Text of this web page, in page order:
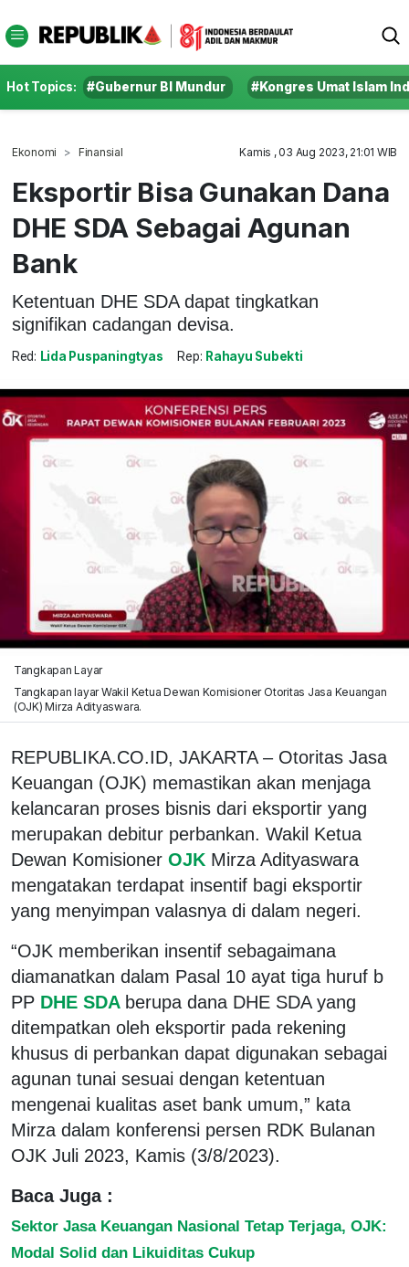
Hot Topics: #Gubernur BI Mundur #Kongres Umat Islam
Ekonomi Finansial Kamis , 03 Aug 2023, 21:01 WIB
Eksportir Bisa Gunakan Dana
DHE SDA Sebagai Agunan
Bank
Ketentuan DHE SDA dapat tingkatkan
signifikan cadangan devisa.
Red: Lida Puspaningtyas Rep: Rahayu Subekti
Tangkapan Layar
Tangkapan layar Wakil Ketua Dewan Komisioner Otoritas Jasa Keuangan
(OJK) Mirza Adityaswara.
REPUBLIKA.CO.ID, JAKARTA – Otoritas Jasa
Keuangan (OJK) memastikan akan menjaga
kelancaran proses bisnis dari eksportir yang
merupakan debitur perbankan. Wakil Ketua
Dewan Komisioner OJK Mirza Adityaswara
mengatakan terdapat insentif bagi eksportir
yang menyimpan valasnya di dalam negeri.
“OJK memberikan insentif sebagaimana
diamanatkan dalam Pasal 10 ayat tiga huruf b
PP DHE SDA berupa dana DHE SDA yang
ditempatkan oleh eksportir pada rekening
khusus di perbankan dapat digunakan sebagai
agunan tunai sesuai dengan ketentuan
mengenai kualitas aset bank umum,” kata
Mirza dalam konferensi persen RDK Bulanan
OJK Juli 2023, Kamis (3/8/2023).
Baca Juga :
Sektor Jasa Keuangan Nasional Tetap Terjaga, OJK:
Modal Solid dan Likuiditas Cukup